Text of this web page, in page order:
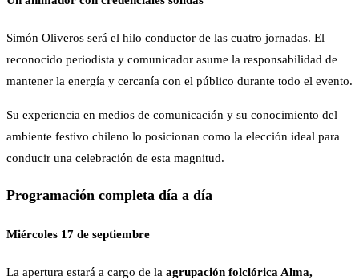
Simón Oliveros será el hilo conductor de las cuatro jornadas. El
reconocido periodista y comunicador asume la responsabilidad de
mantener la energía y cercanía con el público durante todo el evento.
Su experiencia en medios de comunicación y su conocimiento del
ambiente festivo chileno lo posicionan como la elección ideal para
conducir una celebración de esta magnitud.
Programación completa día a día
Miércoles 17 de septiembre
La apertura estará a cargo de la agrupación folclórica Alma,